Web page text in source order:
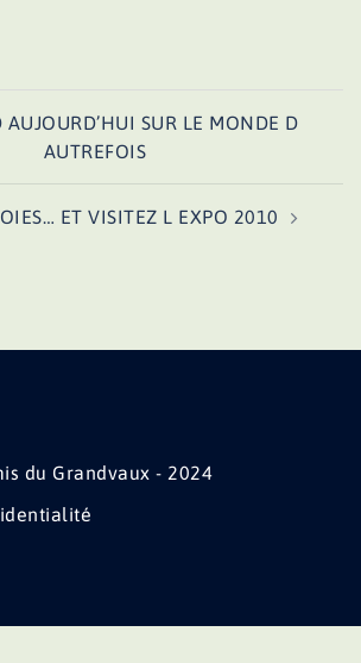
SUR LE MONDE D
AUTREFOIS
ET VISITEZ L EXPO 2010
du Grandvaux - 2024